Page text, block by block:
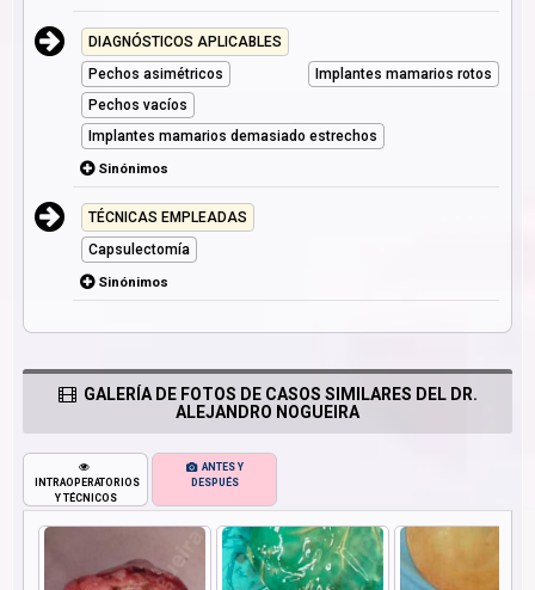
DIAGNÓSTICOS APLICABLES
Pechos asimétricos
Implantes mamarios rotos
Pechos vacíos
Implantes mamarios demasiado estrechos
Sinónimos
TÉCNICAS EMPLEADAS
Capsulectomía
Sinónimos
GALERÍA DE FOTOS DE CASOS SIMILARES DEL DR.
ALEJANDRO NOGUEIRA
INTRAOPERATORIOS
Y TÉCNICOS
ANTES Y
DESPUÉS